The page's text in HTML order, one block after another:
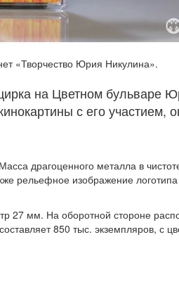
«Творчество Юрия Никулина».
на Цветном
с его
драгоценного металла в
рельефное изображение
27 мм. На оборотной стороне
850 тыс. экземпляров, с